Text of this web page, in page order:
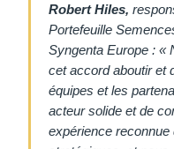
Robert Hiles,
Portefeuille
Syngenta Europe : «
cet accord aboutir et
équipes et les
acteur solide et de
expérience reconnue